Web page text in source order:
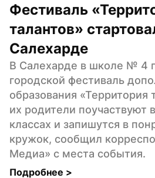
Фестиваль
талантов»
Салехарде
В Салехарде в школе № 4
городской фестиваль
образования «Территория
их родители поучаствуют
классах и запишутся в
кружок, сообщил
Медиа» с места события.
Подробнее >